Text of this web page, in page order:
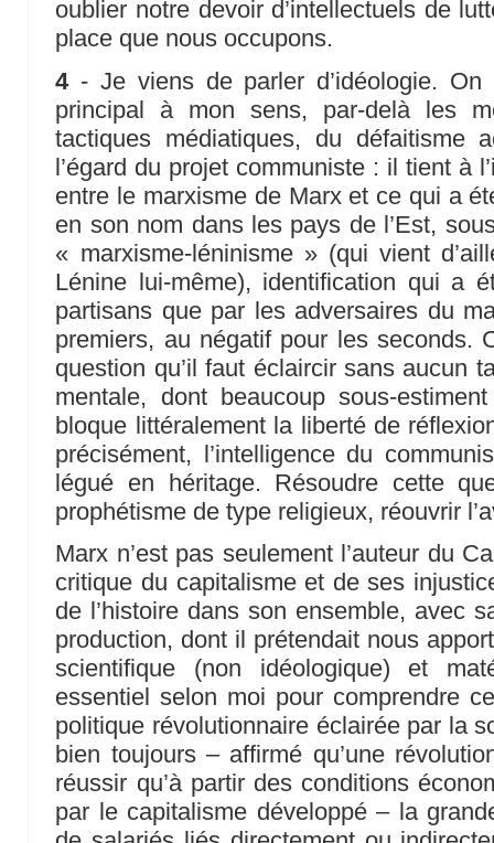
oublier notre devoir d’intellectuels de
place que nous occupons.
4- Je viens de parler d’idéologie. On
principal à mon sens, par-delà les
tactiques médiatiques, du défaitisme
l’égard du projet communiste : il tient à
entre le marxisme de Marx et ce qui a
en son nom dans les pays de l’Est,
« marxisme-léninisme » (qui vient
Lénine lui-même), identification qui a
partisans que par les adversaires du
premiers, au négatif pour les seconds.
question qu’il faut éclaircir sans aucun
mentale, dont beaucoup sous-
bloque littéralement la liberté de
précisément, l’intelligence du
légué en héritage. Résoudre cette
prophétisme de type religieux, réouvrir
Marx n’est pas seulement l’auteur du
critique du capitalisme et de ses
de l’histoire dans son ensemble, avec
production, dont il prétendait nous
scientifique (non idéologique) et
essentiel selon moi pour comprendre
politique révolutionnaire éclairée par la
bien toujours – affirmé qu’une
réussir qu’à partir des conditions
par le capitalisme développé – la